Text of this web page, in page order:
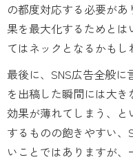
の都度対応する必要が
果を最大化するためとは
てはネックとなるかもし
最後に、SNS広告全般
を出稿した瞬間には大
効果が薄れてしまう、
するものの飽きやすい、
いことではありますが